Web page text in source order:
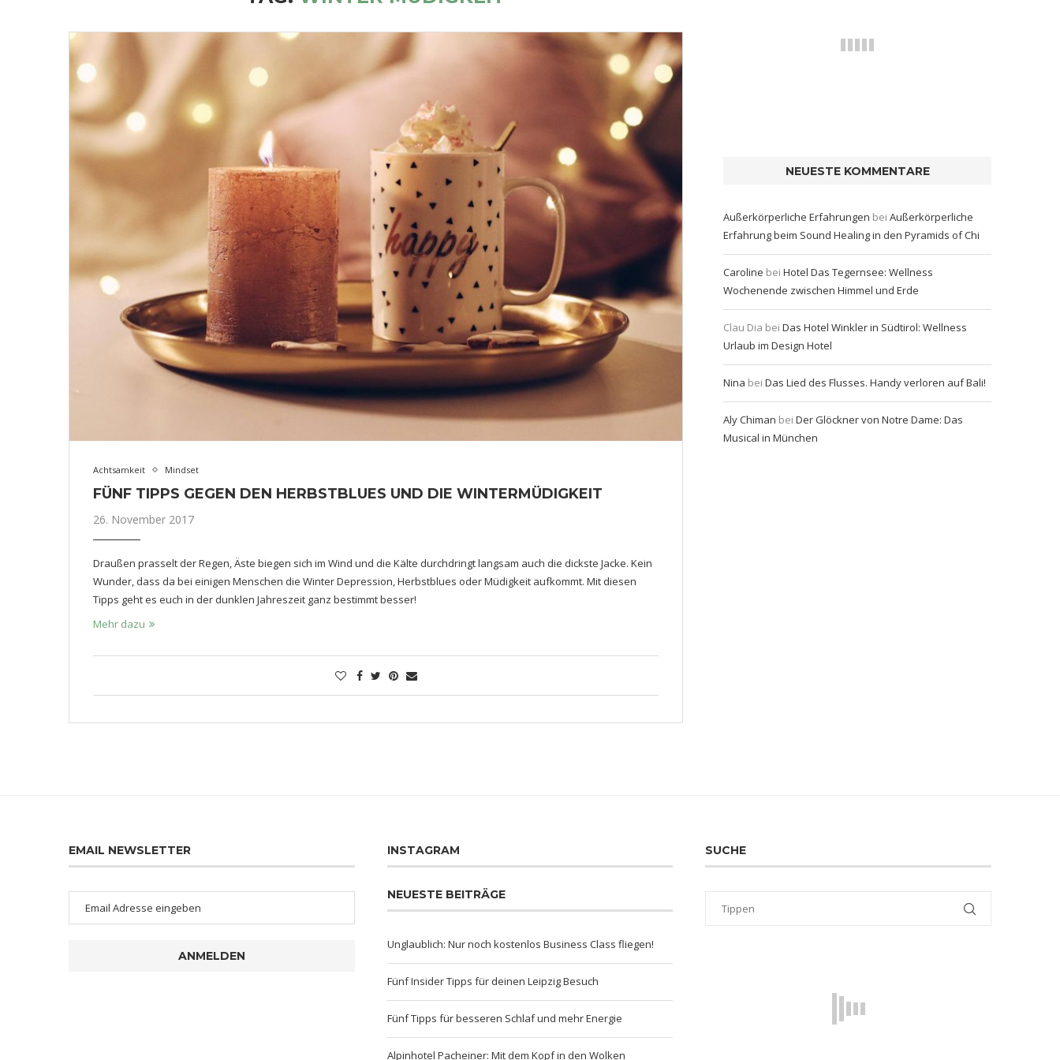
Achtsamkeit Mindset
FÜNF TIPPS GEGEN DEN HERBSTBLUES UND DIE WINTERMÜDIGKEIT
26. November 2017
Draußen prasselt der Regen, Äste biegen sich im Wind und die Kälte durchdringt langsam auch die dickste Jacke. Kein
Wunder, dass da bei einigen Menschen die Winter Depression, Herbstblues oder Müdigkeit aufkommt. Mit diesen
Tipps geht es euch in der dunklen Jahreszeit ganz bestimmt besser!
Mehr dazu
NEUESTE KOMMENTARE
Außerkörperliche Erfahrungen bei Außerkörperliche
Erfahrung beim Sound Healing in den Pyramids of Chi
Caroline bei Hotel Das Tegernsee: Wellness
Wochenende zwischen Himmel und Erde
Clau Dia bei Das Hotel Winkler in Südtirol: Wellness
Urlaub im Design Hotel
Nina bei Das Lied des Flusses. Handy verloren auf Bali!
Aly Chiman bei Der Glöckner von Notre Dame: Das
Musical in München
EMAIL NEWSLETTER
ANMELDEN
INSTAGRAM
NEUESTE BEITRÄGE
Unglaublich: Nur noch kostenlos Business Class fliegen!
Fünf Insider Tipps für deinen Leipzig Besuch
Fünf Tipps für besseren Schlaf und mehr Energie
Alpinhotel Pacheiner: Mit dem Kopf in den Wolken
SUCHE